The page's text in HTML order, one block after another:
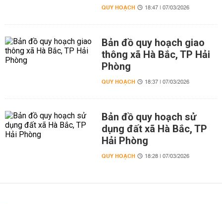
QUY HOẠCH 18:47 | 07/03/2026
Bản đồ quy hoạch giao
thông xã Hà Bắc, TP Hải
Phòng
QUY HOẠCH 18:37 | 07/03/2026
Bản đồ quy hoạch sử
dụng đất xã Hà Bắc, TP
Hải Phòng
QUY HOẠCH 18:28 | 07/03/2026